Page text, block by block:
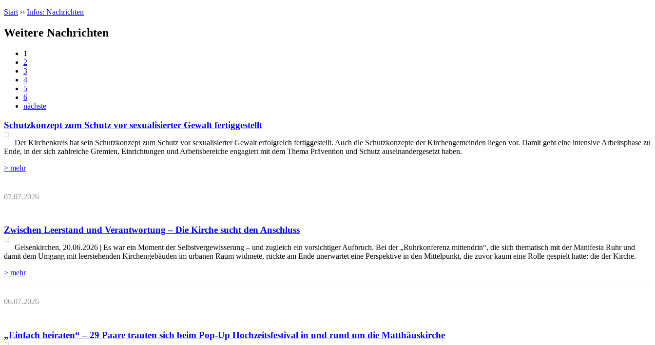
Start ›› Infos: Nachrichten
Weitere Nachrichten
1
2
3
4
5
6
nächste
Schutzkonzept zum Schutz vor sexualisierter Gewalt fertiggestellt
Der Kirchenkreis hat sein Schutzkonzept zum Schutz vor sexualisierter Gewalt erfolgreich fertiggestellt. Auch die Schutzkonzepte der Kirchengemeinden liegen vor. Damit geht eine intensive Arbeitsphase zu
Ende, in der sich zahlreiche Gremien, Einrichtungen und Arbeitsbereiche engagiert mit dem Thema Prävention und Schutz auseinandergesetzt haben.
> mehr
07.07.2026
Zwischen Leerstand und Verantwortung – Die Kirche sucht den Anschluss
Gelsenkirchen, 20.06.2026 | Es war ein Moment der Selbstvergewisserung – und zugleich ein vorsichtiger Aufbruch. Bei der „Ruhrkonferenz mittendrin“, die sich thematisch mit der Manifesta Ruhr und
damit dem Umgang mit leerstehenden Kirchengebäuden im urbanen Raum widmete, rückte am Ende unerwartet eine Perspektive in den Mittelpunkt, die zuvor kaum eine Rolle gespielt hatte: die der Kirche.
> mehr
06.07.2026
„Einfach heiraten“ – 29 Paare trauten sich beim Pop-Up Hochzeitsfestival in und rund um die Matthäuskirche